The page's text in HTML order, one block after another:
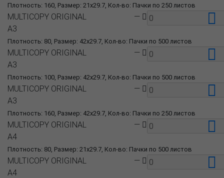
Плотность: 160, Размер: 21x29.7, Кол-во: Пачки по 250 листов
Плотность: 80, Размер: 42x29.7, Кол-во: Пачки по 500 листов
MULTICOPY ORIGINAL
A3
—
Плотность: 100, Размер: 42x29.7, Кол-во: Пачки по 500 листов
MULTICOPY ORIGINAL
A3
—
Плотность: 160, Размер: 42x29.7, Кол-во: Пачки по 250 листов
MULTICOPY ORIGINAL
A3
—
Плотность: 80, Размер: 21x29.7, Кол-во: Пачки по 500 листов
MULTICOPY ORIGINAL
A4
—
MULTICOPY ORIGINAL
A4
—